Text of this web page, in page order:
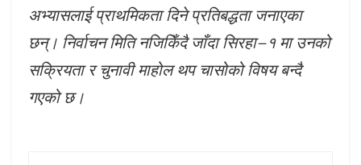
अभ्यासलाई प्राथमिकता दिने प्रतिबद्धता जनाएका
छन्। निर्वाचन मिति नजिकिँदै जाँदा सिरहा–१ मा उनको
सक्रियता र चुनावी माहोल थप चासोको विषय बन्दै
गएको छ।